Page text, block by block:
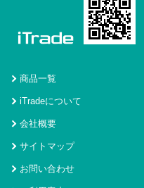
商品一覧
iTradeについて
会社概要
サイトマップ
お問い合わせ